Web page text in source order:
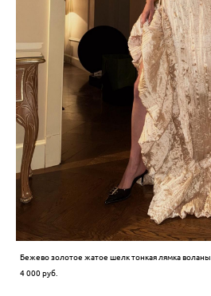
Бежево золотое жатое шелк тонкая лямка воланы
4 000 pуб.